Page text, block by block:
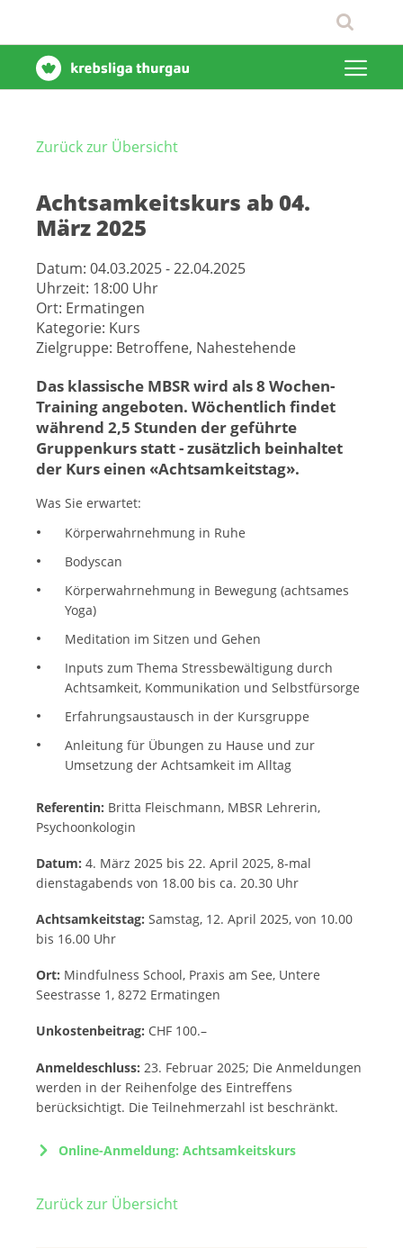
Zurück zur Übersicht
Achtsamkeitskurs ab 04.
März 2025
Datum: 04.03.2025 - 22.04.2025
Uhrzeit: 18:00 Uhr
Ort: Ermatingen
Kategorie: Kurs
Zielgruppe: Betroffene, Nahestehende
Das klassische MBSR wird als 8 Wochen-
Training angeboten. Wöchentlich findet
während 2,5 Stunden der geführte
Gruppenkurs statt - zusätzlich beinhaltet
der Kurs einen «Achtsamkeitstag».
Was Sie erwartet:
Körperwahrnehmung in Ruhe
Bodyscan
Körperwahrnehmung in Bewegung (achtsames
Yoga)
Meditation im Sitzen und Gehen
Inputs zum Thema Stressbewältigung durch
Achtsamkeit, Kommunikation und Selbstfürsorge
Erfahrungsaustausch in der Kursgruppe
Anleitung für Übungen zu Hause und zur
Umsetzung der Achtsamkeit im Alltag
Referentin: Britta Fleischmann, MBSR Lehrerin,
Psychoonkologin
Datum: 4. März 2025 bis 22. April 2025, 8-mal
dienstagabends von 18.00 bis ca. 20.30 Uhr
Achtsamkeitstag: Samstag, 12. April 2025, von 10.00
bis 16.00 Uhr
Ort: Mindfulness School, Praxis am See, Untere
Seestrasse 1, 8272 Ermatingen
Unkostenbeitrag: CHF 100.–
Anmeldeschluss: 23. Februar 2025; Die Anmeldungen
werden in der Reihenfolge des Eintreffens
berücksichtigt. Die Teilnehmerzahl ist beschränkt.
Online-Anmeldung: Achtsamkeitskurs
Zurück zur Übersicht